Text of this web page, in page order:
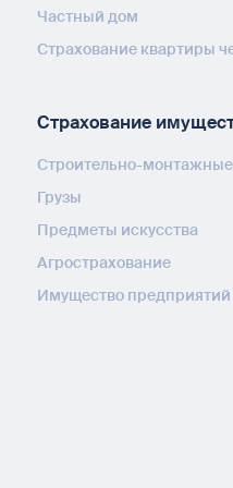
Частный дом
Страхование квартиры
Страхование
Строительно-
Грузы
Предметы искусства
Агрострахование
Имущество предприятий